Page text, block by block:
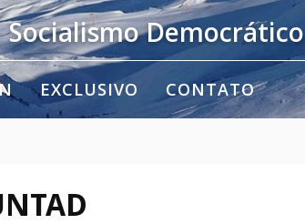
Socialismo Democrático
EXCLUSIVO CONTATO